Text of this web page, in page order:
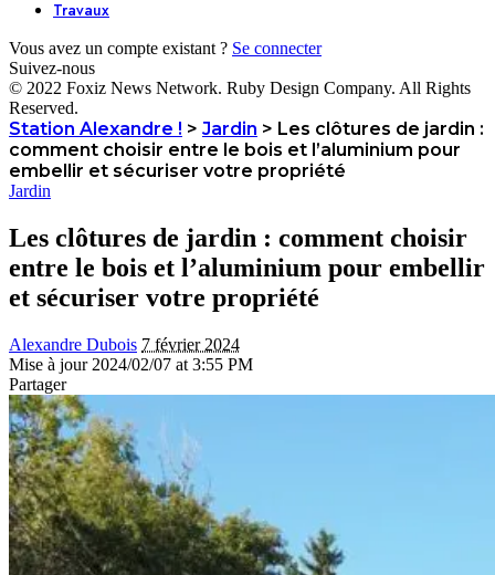
Travaux
Vous avez un compte existant ? Se connecter
Suivez-nous
© 2022 Foxiz News Network. Ruby Design Company. All Rights
Reserved.
Station Alexandre ! > Jardin > Les clôtures de jardin :
comment choisir entre le bois et l’aluminium pour
embellir et sécuriser votre propriété
Jardin
Les clôtures de jardin : comment choisir
entre le bois et l’aluminium pour embellir
et sécuriser votre propriété
Alexandre Dubois 7 février 2024
Mise à jour 2024/02/07 at 3:55 PM
Partager